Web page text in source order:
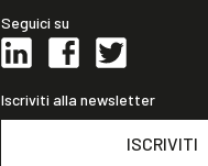
Seguici su
Iscriviti alla newsletter
ISCRIVITI